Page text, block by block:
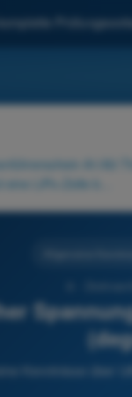
A1/A3
Kenntnisse über